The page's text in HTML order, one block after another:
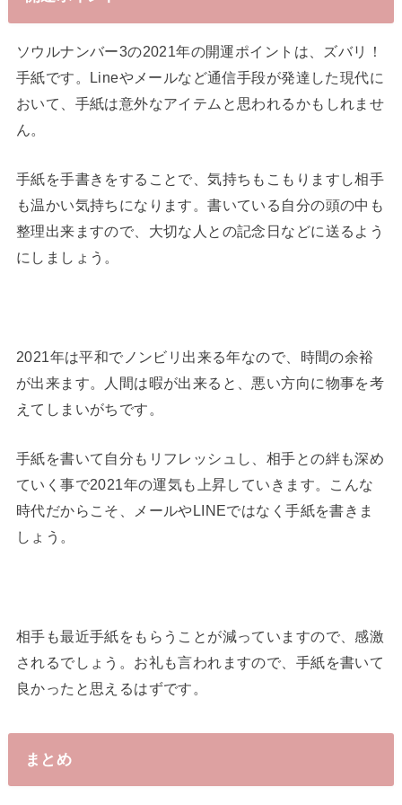
ソウルナンバー3の2021年の開運ポイントは、ズバリ！
手紙です。Lineやメールなど通信手段が発達した現代に
おいて、手紙は意外なアイテムと思われるかもしれませ
ん。
手紙を手書きをすることで、気持ちもこもりますし相手
も温かい気持ちになります。書いている自分の頭の中も
整理出来ますので、大切な人との記念日などに送るよう
にしましょう。
2021年は平和でノンビリ出来る年なので、時間の余裕
が出来ます。人間は暇が出来ると、悪い方向に物事を考
えてしまいがちです。
手紙を書いて自分もリフレッシュし、相手との絆も深め
ていく事で2021年の運気も上昇していきます。こんな
時代だからこそ、メールやLINEではなく手紙を書きま
しょう。
相手も最近手紙をもらうことが減っていますので、感激
されるでしょう。お礼も言われますので、手紙を書いて
良かったと思えるはずです。
まとめ